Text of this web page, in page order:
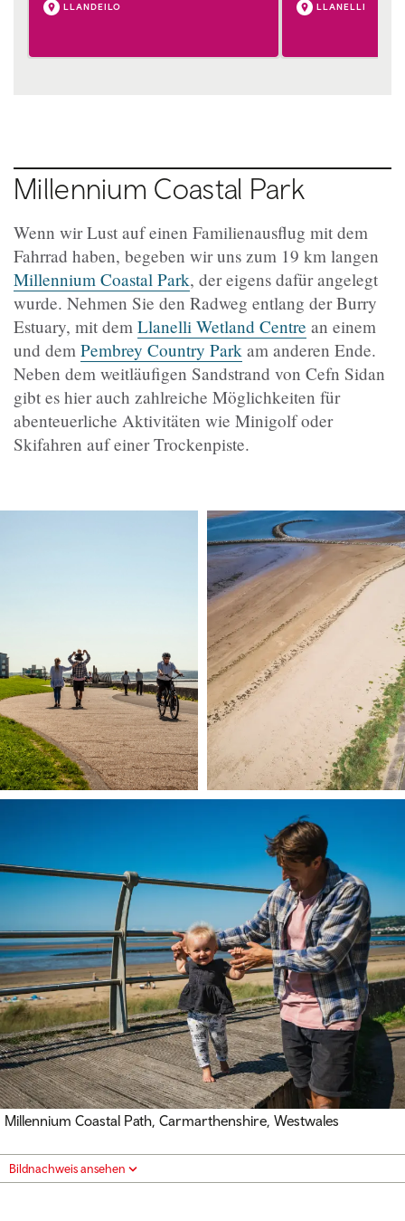
LLANDEILO LLANELLI
Millennium Coastal Park
Wenn wir Lust auf einen Familienausflug mit dem
Fahrrad haben, begeben wir uns zum 19 km langen
Millennium Coastal Park, der eigens dafür angelegt
wurde. Nehmen Sie den Radweg entlang der Burry
Estuary, mit dem Llanelli Wetland Centre an einem
und dem Pembrey Country Park am anderen Ende.
Neben dem weitläufigen Sandstrand von Cefn Sidan
gibt es hier auch zahlreiche Möglichkeiten für
abenteuerliche Aktivitäten wie Minigolf oder
Skifahren auf einer Trockenpiste.
Millennium Coastal Path, Carmarthenshire, Westwales
Bildnachweis ansehen